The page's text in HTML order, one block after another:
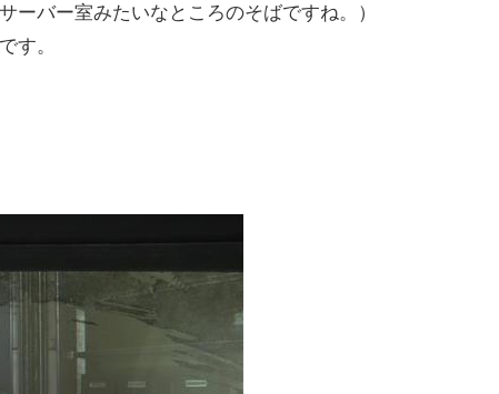
ーバー室みたいなところのそばですね。）
す。